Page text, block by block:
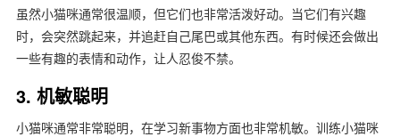
虽然小猫咪通常很温顺，但它们也非常活泼好动。当它们有兴趣
时，会突然跳起来，并追赶自己尾巴或其他东西。有时候还会做出
一些有趣的表情和动作，让人忍俊不禁。
3. 机敏聪明
小猫咪通常非常聪明，在学习新事物方面也非常机敏。训练小猫咪